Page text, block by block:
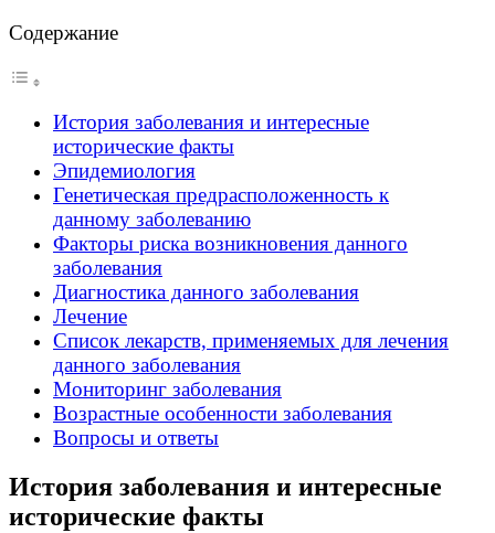
Содержание
История заболевания и интересные
исторические факты
Эпидемиология
Генетическая предрасположенность к
данному заболеванию
Факторы риска возникновения данного
заболевания
Диагностика данного заболевания
Лечение
Список лекарств, применяемых для лечения
данного заболевания
Мониторинг заболевания
Возрастные особенности заболевания
Вопросы и ответы
История заболевания и интересные
исторические факты